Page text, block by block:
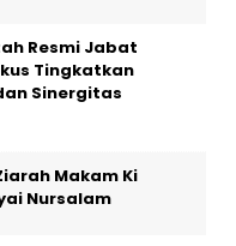
Resmi Jabat
Tingkatkan
Sinergitas
Makam Ki
Nursalam